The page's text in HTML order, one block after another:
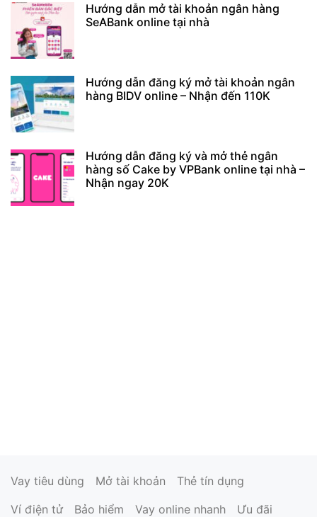
Hướng dẫn mở tài khoản ngân hàng
SeABank online tại nhà
Hướng dẫn đăng ký mở tài khoản ngân
hàng BIDV online – Nhận đến 110K
Hướng dẫn đăng ký và mở thẻ ngân
hàng số Cake by VPBank online tại nhà –
Nhận ngay 20K
Vay tiêu dùng Mở tài khoản
Thẻ tín dụng
Ví điện tử
Bảo hiểm Vay online nhanh Ưu đãi